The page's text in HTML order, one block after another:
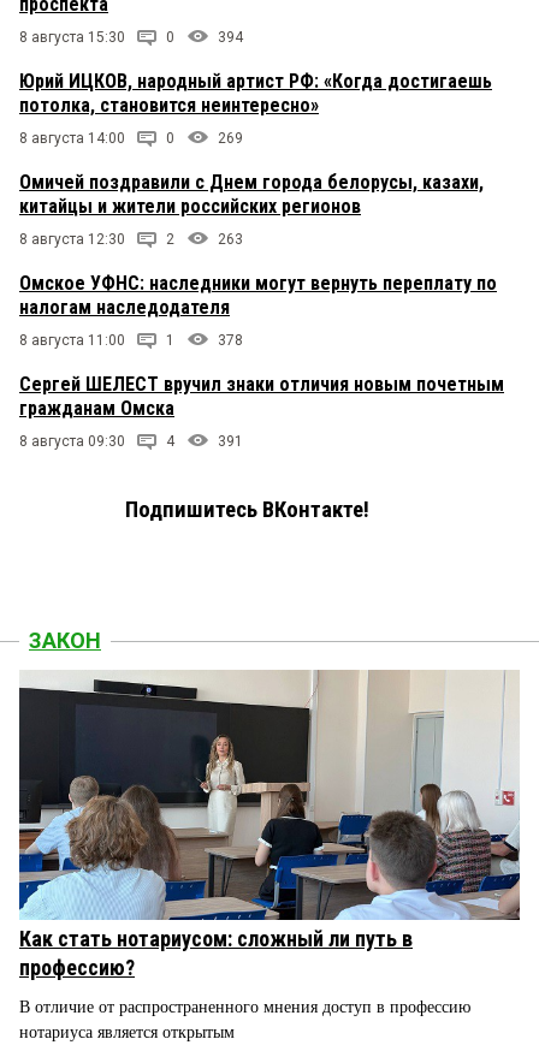
проспекта
8 августа 15:30 0 394
Юрий ИЦКОВ, народный артист РФ: «Когда достигаешь
потолка, становится неинтересно»
8 августа 14:00 0 269
Омичей поздравили с Днем города белорусы, казахи,
китайцы и жители российских регионов
8 августа 12:30 2 263
Омское УФНС: наследники могут вернуть переплату по
налогам наследодателя
8 августа 11:00 1 378
Сергей ШЕЛЕСТ вручил знаки отличия новым почетным
гражданам Омска
8 августа 09:30 4 391
Подпишитесь ВКонтакте!
ЗАКОН
Как стать нотариусом: сложный ли путь в
профессию?
В отличие от распространенного мнения доступ в профессию
нотариуса является открытым